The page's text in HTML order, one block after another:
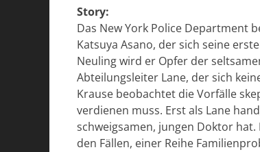
Story:
Das New York Police Department
Katsuya Asano, der sich seine
Neuling wird er Opfer der
Abteilungsleiter Lane, der sich
Krause beobachtet die Vorfälle
verdienen muss. Erst als Lane
schweigsamen, jungen Doktor
den Fällen, einer Reihe